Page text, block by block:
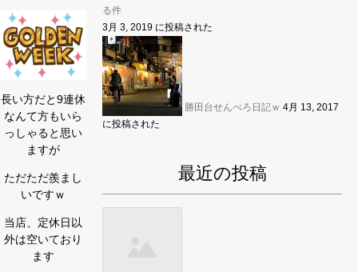
長い方だと9連休
なんて方もいら
っしゃると思い
ますが
ただただ羨まし
いですｗ
当店、定休日以
外は空いており
ます
る件
3月 3, 2019 に投稿された
勝田台せんべろ日記ｗ 4月 13, 2017
に投稿された
最近の投稿